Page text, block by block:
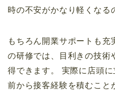
時の不安がかなり軽くなる
もちろん開業サポートも
の研修では、目利きの技術
得できます。 実際に店頭
前から接客経験を積むこと